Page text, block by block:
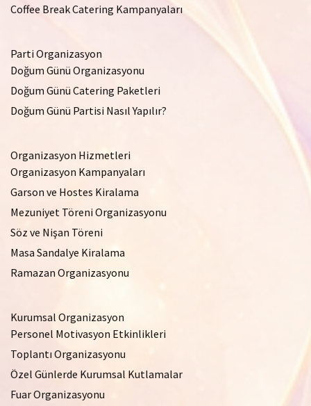
Coffee Break Catering Kampanyaları
Parti Organizasyon
Doğum Günü Organizasyonu
Doğum Günü Catering Paketleri
Doğum Günü Partisi Nasıl Yapılır?
Organizasyon Hizmetleri
Organizasyon Kampanyaları
Garson ve Hostes Kiralama
Mezuniyet Töreni Organizasyonu
Söz ve Nişan Töreni
Masa Sandalye Kiralama
Ramazan Organizasyonu
Kurumsal Organizasyon
Personel Motivasyon Etkinlikleri
Toplantı Organizasyonu
Özel Günlerde Kurumsal Kutlamalar
Fuar Organizasyonu